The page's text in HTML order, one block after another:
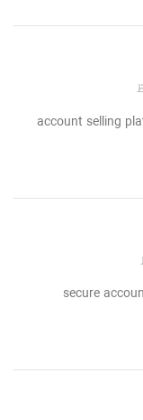
account selling
secure